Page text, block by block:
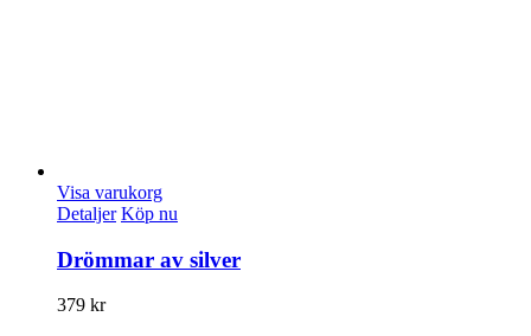
Visa varukorg
Detaljer Köp nu
Drömmar av silver
379 kr